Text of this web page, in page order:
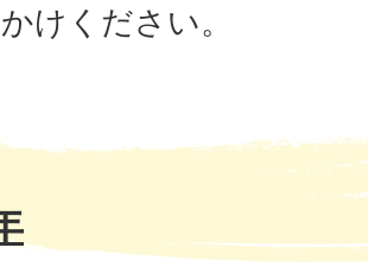
けください。